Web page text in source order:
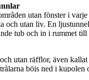
utan fönster i
och utan liv. En
tub och in i rummet till
utan räfflor, även kallat
böjs ned i